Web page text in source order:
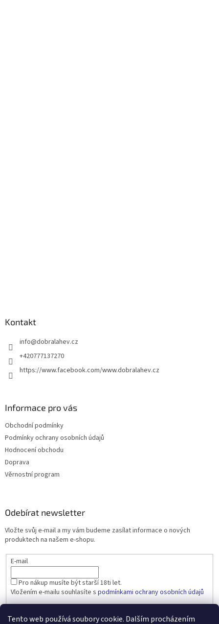
Tento web používá soubory cookie. Dalším procházením
Kontakt
info@dobralahev.cz
+420777137270
https://www.facebook.com/www.dobralahev.cz
Informace pro vás
Obchodní podmínky
Podmínky ochrany osobních údajů
Hodnocení obchodu
Doprava
Věrnostní program
Odebírat newsletter
Vložte svůj e-mail a my vám budeme zasílat informace o nových
produktech na našem e-shopu.
E-mail
Pro nákup musíte být starší 18ti let.
Vložením e-mailu souhlasíte s podmínkami ochrany osobních údajů
PŘIHLÁSIT SE